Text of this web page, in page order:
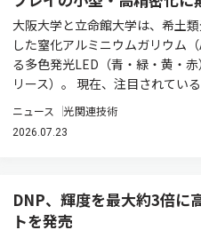
大阪大学と立命館大学は、希土
した窒化アルミニウムガリウム
る多色発光LED（青・緑・黄・
リース）。 現在、注目されてい
ニュース 光関連技術
2026.07.23
DNP、輝度を最大約3倍に
トを発売